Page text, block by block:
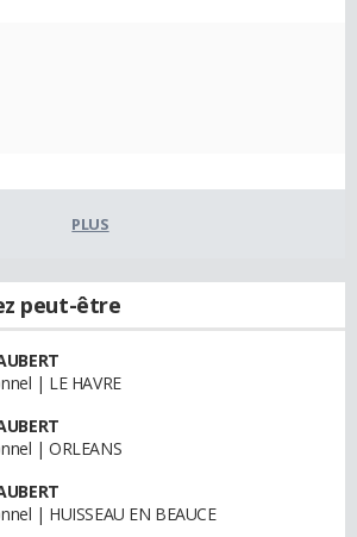
PLUS
peut-être
| LE HAVRE
| ORLEANS
| HUISSEAU EN BEAUCE